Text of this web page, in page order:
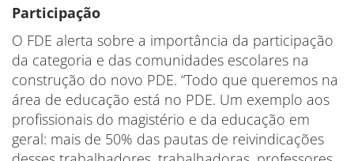
Participação
O FDE alerta sobre a importância da participação
da categoria e das comunidades escolares na
construção do novo PDE. “Todo que queremos na
área de educação está no PDE. Um exemplo aos
profissionais do magistério e da educação em
geral: mais de 50% das pautas de reivindicações